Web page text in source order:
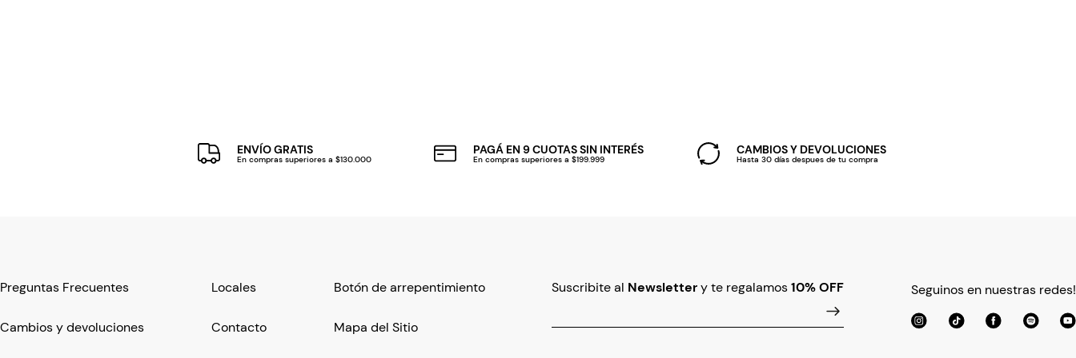
ENVÍO GRATIS
En compras superiores a $130.000
PAGÁ EN 9 CUOTAS SIN INTERÉS
En compras superiores a $199.999
CAMBIOS Y DEVOLUCIONES
Hasta 30 días despues de tu compra
Preguntas Frecuentes
Cambios y devoluciones
Locales
Contacto
Botón de arrepentimiento
Mapa del Sitio
Suscribite al Newslettery te regalamos10% OFF Seguinos en nuestras redes!